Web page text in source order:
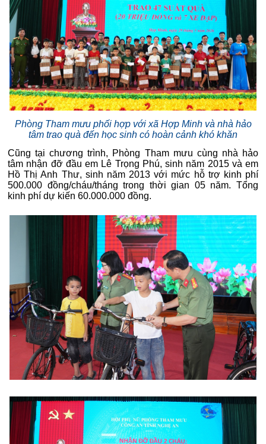
Phòng Tham mưu phối hợp với xã Hợp Minh và nhà hảo
tâm trao quà đến học sinh có hoàn cảnh khó khăn
Cũng tại chương trình, Phòng Tham mưu cùng nhà hảo
tâm nhận đỡ đầu em Lê Trọng Phú, sinh năm 2015 và em
Hồ Thị Anh Thư, sinh năm 2013 với mức hỗ trợ kinh phí
500.000 đồng/cháu/tháng trong thời gian 05 năm. Tổng
kinh phí dự kiến 60.000.000 đồng.